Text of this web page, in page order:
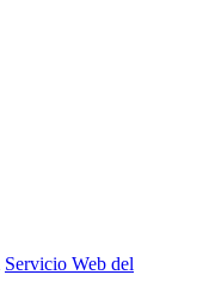
Servicio Web del